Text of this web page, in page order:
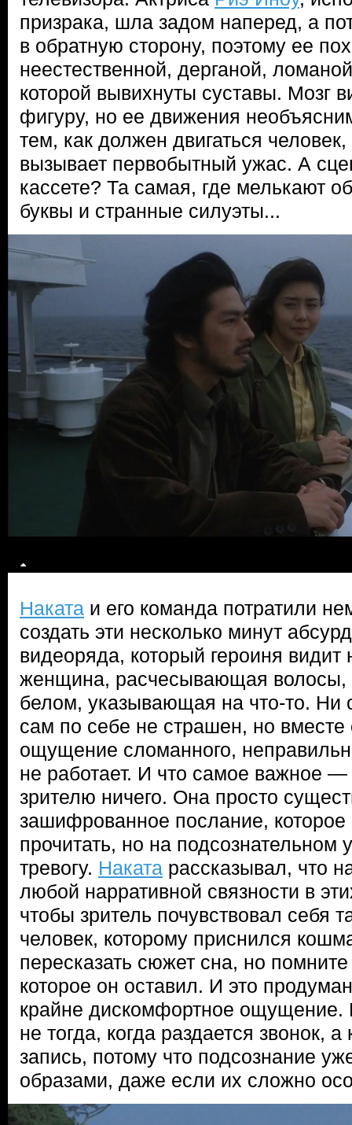
призрака, шла задом наперед, а
в обратную сторону, поэтому ее
неестественной, дерганой,
которой вывихнуты суставы. Мозг
фигуру, но ее движения
тем, как должен двигаться человек,
вызывает первобытный ужас. А
кассете? Та самая, где мелькают
буквы и странные силуэты...
Наката и его команда потратили
создать эти несколько минут
видеоряда, который героиня видит
женщина, расчесывающая волосы,
белом, указывающая на что-то. Ни
сам по себе не страшен, но вместе
ощущение сломанного,
не работает. И что самое важное —
зрителю ничего. Она просто
зашифрованное послание,
прочитать, но на подсознательном
тревогу. Наката рассказывал, что
любой нарративной связности в
чтобы зритель почувствовал себя
человек, которому приснился
пересказать сюжет сна, но
которое он оставил. И это
крайне дискомфортное ощущение.
не тогда, когда раздается звонок,
запись, потому что подсознание
образами, даже если их сложно